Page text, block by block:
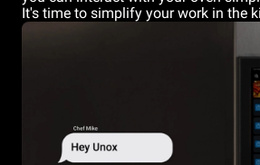
It's time to simplify your work in the